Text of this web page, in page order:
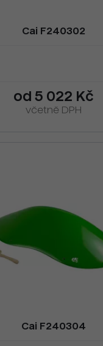
Cai F240302
od 5 022 Kč
včetně DPH
Cai F240304